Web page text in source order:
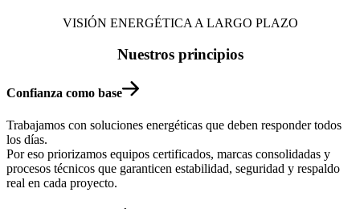
VISIÓN ENERGÉTICA A LARGO PLAZO
Nuestros principios
Confianza como base
Trabajamos con soluciones energéticas que deben responder todos
los días.
Por eso priorizamos equipos certificados, marcas consolidadas y
procesos técnicos que garanticen estabilidad, seguridad y respaldo
real en cada proyecto.